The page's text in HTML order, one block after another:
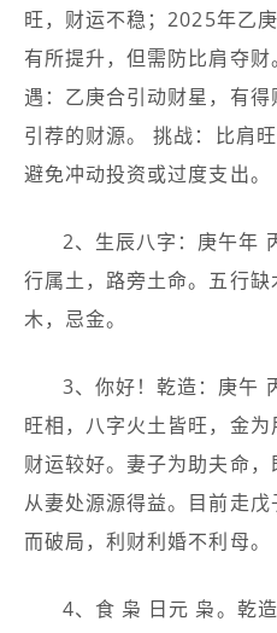
旺，财运不稳；2025年乙
有所提升，但需防比肩夺
遇：乙庚合引动财星，有
引荐的财源。 挑战：比肩
避免冲动投资或过度支出。
2、生辰八字：庚午年
行属土，路旁土命。五行
木，忌金。
3、你好！乾造：庚午
旺相，八字火土皆旺，金
财运较好。妻子为助夫命
从妻处源源得益。目前走
而破局，利财利婚不利母。
4、食 枭 日元 枭。乾